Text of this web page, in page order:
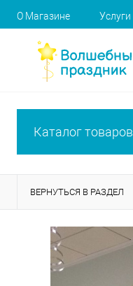
О Магазине Услуги
Каталог товаров
ВЕРНУТЬСЯ В РАЗДЕЛ